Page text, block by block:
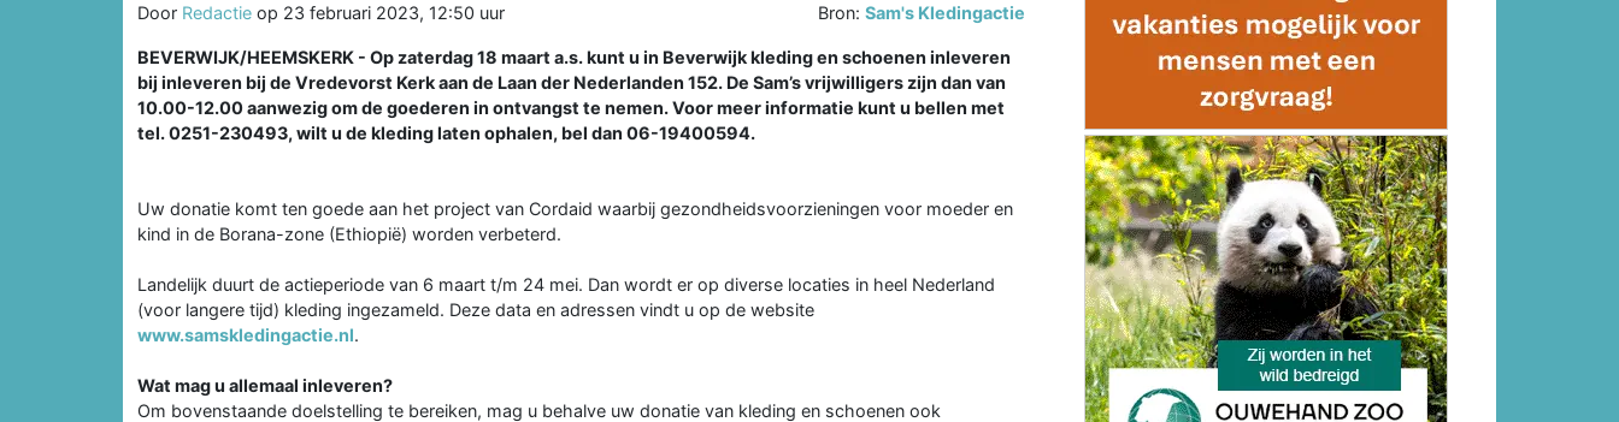
Door Redactie op 23 februari 2023, 12:50 uur Bron:Sam's Kledingactie
BEVERWIJK/HEEMSKERK - Op zaterdag 18 maart a.s. kunt u in Beverwijk kleding en schoenen inleveren
bij inleveren bij de Vredevorst Kerk aan de Laan der Nederlanden 152. De Sam’s vrijwilligers zijn dan van
10.00-12.00 aanwezig om de goederen in ontvangst te nemen. Voor meer informatie kunt u bellen met
tel. 0251-230493, wilt u de kleding laten ophalen, bel dan 06-19400594.
Uw donatie komt ten goede aan het project van Cordaid waarbij gezondheidsvoorzieningen voor moeder en
kind in de Borana-zone (Ethiopië) worden verbeterd.
Landelijk duurt de actieperiode van 6 maart t/m 24 mei. Dan wordt er op diverse locaties in heel Nederland
(voor langere tijd) kleding ingezameld. Deze data en adressen vindt u op de website
www.samskledingactie.nl.
Wat mag u allemaal inleveren?
Om bovenstaande doelstelling te bereiken, mag u behalve uw donatie van kleding en schoenen ook